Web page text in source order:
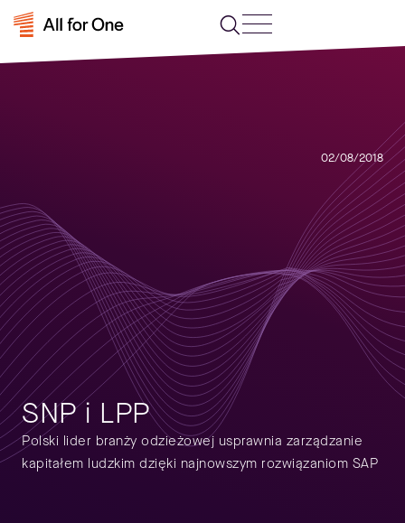
02/08/2018
SNP i LPP
Polski lider branży odzieżowej usprawnia zarządzanie
kapitałem ludzkim dzięki najnowszym rozwiązaniom SAP